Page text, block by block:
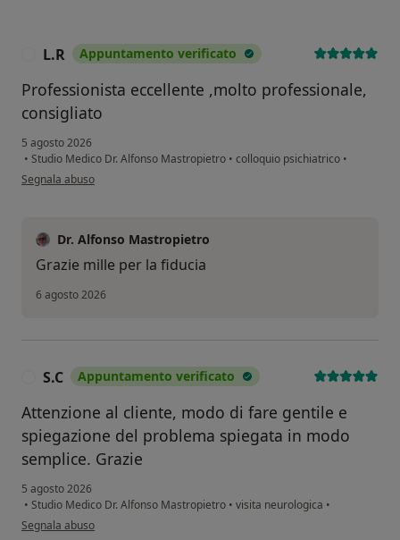
L.R Appuntamento verificato
Professionista eccellente ,molto professionale,
consigliato
5 agosto 2026
• Studio Medico Dr. Alfonso Mastropietro • colloquio psichiatrico •
secondo l'opinione dell'utente L.R
Segnala abuso
Dr. Alfonso Mastropietro
Grazie mille per la fiducia
6 agosto 2026
S.C Appuntamento verificato
Attenzione al cliente, modo di fare gentile e
spiegazione del problema spiegata in modo
semplice. Grazie
5 agosto 2026
• Studio Medico Dr. Alfonso Mastropietro • visita neurologica •
secondo l'opinione dell'utente S.C
Segnala abuso